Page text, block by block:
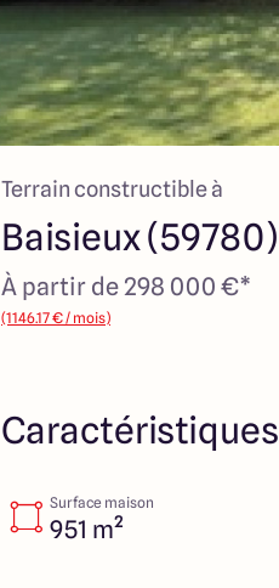
Terrain constructible à
Baisieux (59780)
À partir de 298 000 €*
(1146.17 € / mois)
Caractéristiques
Surface maison
951 m²